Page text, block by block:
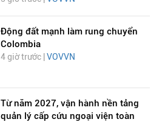
Động đất mạnh làm rung chuyển
Colombia
4 giờ trước | VOVVN
Từ năm 2027, vận hành nền tảng
quản lý cấp cứu ngoại viện toàn